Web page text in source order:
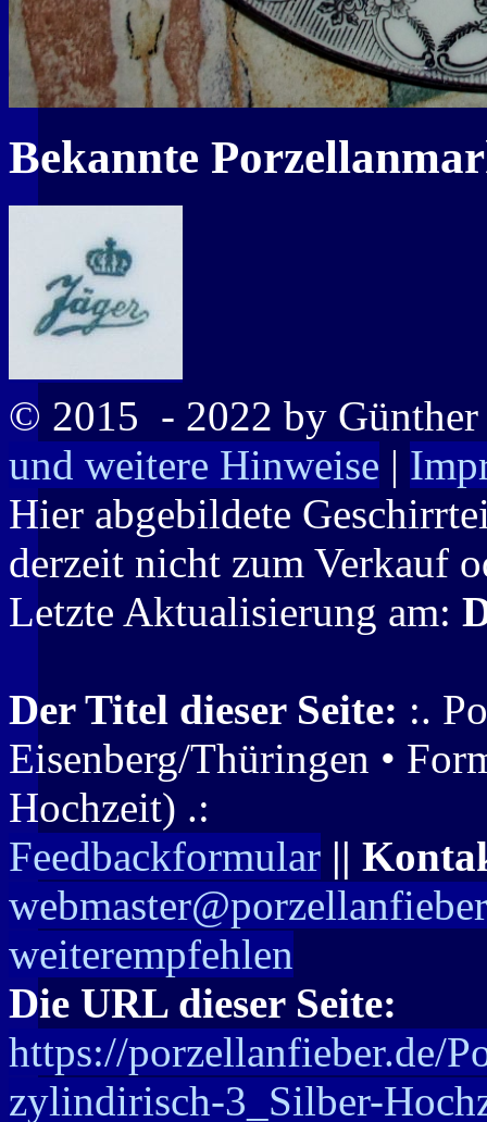
Bekannte
© 2015 - 2022 by
und weitere Hinweise |
Hier abgebildete
derzeit nicht zum Verkauf
Letzte Aktualisierung am:
Der Titel dieser Seite: :.
Eisenberg/Thüringen •
Hochzeit) .:
Feedbackformular ||
weiterempfehlen
Die URL dieser Seite:
https://porzellanfieber.de/
zylindirisch-3_Silber-